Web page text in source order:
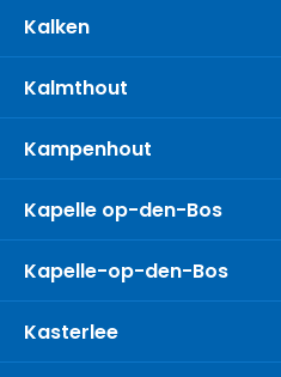
Kalken
Kalmthout
Kampenhout
Kapelle op-den-Bos
Kapelle-op-den-Bos
Kasterlee